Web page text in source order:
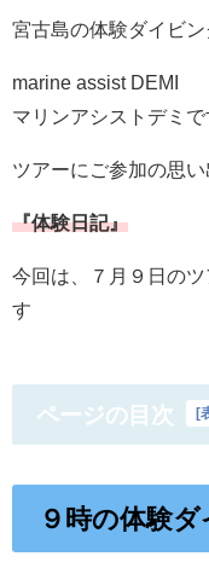
宮古島の体験ダイビ
marine assist DEMI
マリンアシストデミで
ツアーにご参加の思
『体験日記』
今回は、７月９日の
す
ページの目次 [
９時の体験